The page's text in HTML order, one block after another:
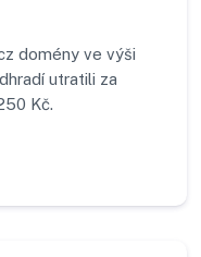
domény ve výši
utratili za
Kč.